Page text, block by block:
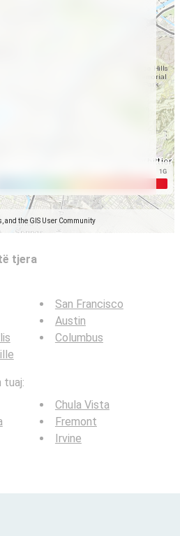
and the GIS User Community
tjera
San Francisco
Austin
Columbus
tuaj:
Chula Vista
Fremont
Irvine